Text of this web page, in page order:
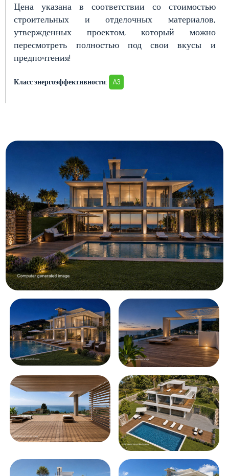
Цена указана в соответствии со стоимостью
строительных и отделочных материалов,
утвержденных проектом, который можно
пересмотреть полностью под свои вкусы и
предпочтения!
Класс энергоэффективности: A3
Сад
Балкон/терраса
Лифт